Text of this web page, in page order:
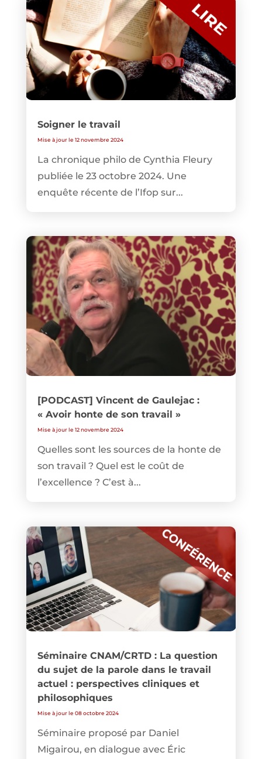
Soigner le travail
Mise à jour le 12 novembre 2024
La chronique philo de Cynthia Fleury
publiée le 23 octobre 2024. Une
enquête récente de l’Ifop sur...
[PODCAST] Vincent de Gaulejac :
« Avoir honte de son travail »
Mise à jour le 12 novembre 2024
Quelles sont les sources de la honte de
son travail ? Quel est le coût de
l’excellence ? C’est à...
Séminaire CNAM/CRTD : La question
du sujet de la parole dans le travail
actuel : perspectives cliniques et
philosophiques
Mise à jour le 08 octobre 2024
Séminaire proposé par Daniel
Migairou, en dialogue avec Éric